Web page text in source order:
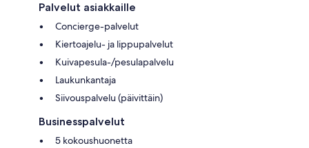
Palvelut asiakkaille
Concierge-palvelut
Kiertoajelu- ja lippupalvelut
Kuivapesula-/pesulapalvelu
Laukunkantaja
Siivouspalvelu (päivittäin)
Businesspalvelut
5 kokoushuonetta